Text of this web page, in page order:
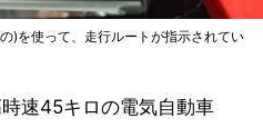
)を使って、走行ルートが指示されてい
速45キロの電気自動車